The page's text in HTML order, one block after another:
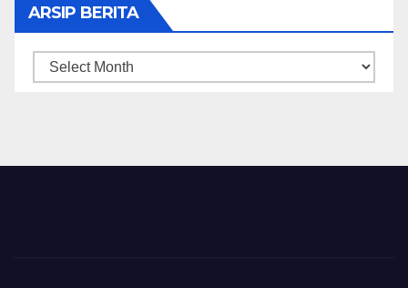
ARSIP BERITA
ARSIP